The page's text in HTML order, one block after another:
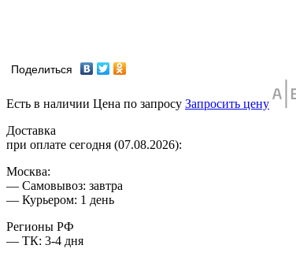
Поделиться
Есть в наличии Цена по запросу Запросить цену
Доставка
при оплате сегодня (07.08.2026):
Москва:
— Самовывоз: завтра
— Курьером: 1 день
Регионы РФ
— ТК: 3-4 дня